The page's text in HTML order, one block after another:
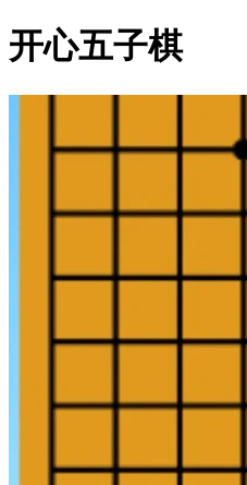
开心五子棋